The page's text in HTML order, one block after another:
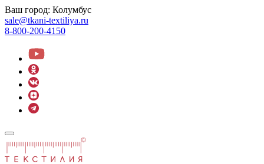
Ваш город: Колумбус
sale@tkani-textiliya.ru
8-800-200-4150